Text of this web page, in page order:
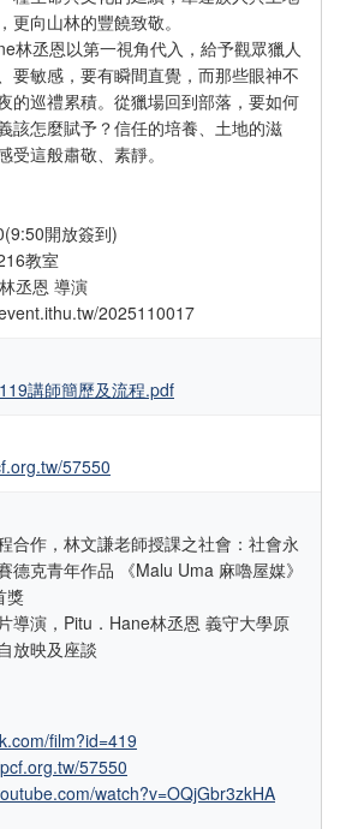
更向山林的豐饒致敬。
丞恩以第一視角代入，給予觀眾獵人
敏感，要有瞬間直覺，而那些眼神不
的巡禮累積。從獵場回到部落，要如何
該怎麼賦予？信任的培養、土地的滋
這般肅敬、素靜。
開放簽到)
教室
丞恩 導演
2025110017
講師簡歷及流程.pdf
57550
合作，林文謙老師授課之社會：社會永
德克青年作品 《Malu Uma 麻嚕屋媒》
獎
導演，Pitu．Hane林丞恩 義守大學原
放映及座談
film?id=419
57550
watch?v=OQjGbr3zkHA